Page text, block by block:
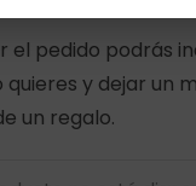
el pedido podrás
quieres y dejar un
un regalo.